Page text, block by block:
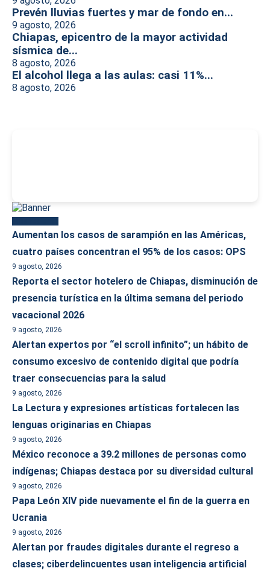
Prevén lluvias fuertes y mar de fondo en...
9 agosto, 2026
Chiapas, epicentro de la mayor actividad
sísmica de...
8 agosto, 2026
El alcohol llega a las aulas: casi 11%...
8 agosto, 2026
Aumentan los casos de sarampión en las Américas,
cuatro países concentran el 95% de los casos: OPS
9 agosto, 2026
Reporta el sector hotelero de Chiapas, disminución de
presencia turística en la última semana del periodo
vacacional 2026
9 agosto, 2026
Alertan expertos por “el scroll infinito”; un hábito de
consumo excesivo de contenido digital que podría
traer consecuencias para la salud
9 agosto, 2026
La Lectura y expresiones artísticas fortalecen las
lenguas originarias en Chiapas
9 agosto, 2026
México reconoce a 39.2 millones de personas como
indígenas; Chiapas destaca por su diversidad cultural
9 agosto, 2026
Papa León XIV pide nuevamente el fin de la guerra en
Ucrania
9 agosto, 2026
Alertan por fraudes digitales durante el regreso a
clases; ciberdelincuentes usan inteligencia artificial